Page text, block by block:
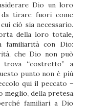
Dio un loro
da tirare fuori come
ciò sia necessario.
della loro totale,
familiarità con Dio:
che Dio non può
“costretto” a
punto non è più
qui il peccato –
meglio, della pretesa
familiari a Dio